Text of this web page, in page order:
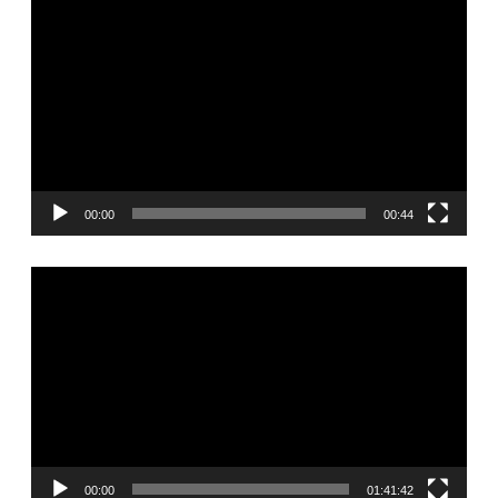
00:00 00:44
Видеоплеер
00:00 01:41:42